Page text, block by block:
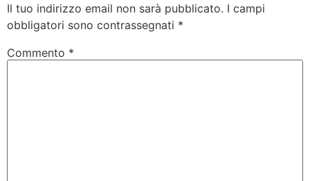
Il tuo indirizzo email non sarà pubblicato. I campi
obbligatori sono contrassegnati *
Commento *